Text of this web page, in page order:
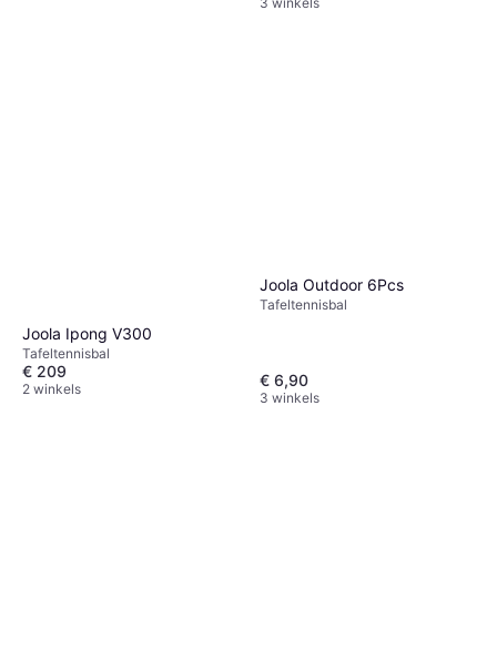
Joola Ipong V300
Tafeltennisbal
€ 209
2 winkels
Joola Outdoor 6Pcs
Tafeltennisbal
€ 6,90
3 winkels